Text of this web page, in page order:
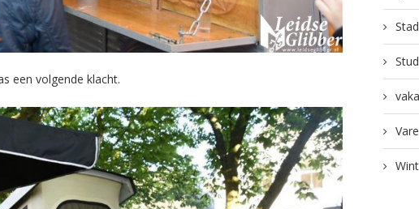
een volgende klacht.